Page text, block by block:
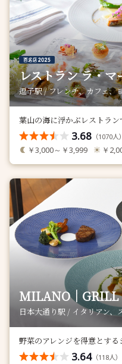
レストラン ラ・マ
逗子駅 / フレンチ、カフェ、
葉山の海に浮かぶレストラン
3.68 （1070人）
￥3,000～￥3,999 ￥
MILANO｜GRILL
日本大通り駅 / イタリアン、
野菜のアレンジを得意とす
3.64（118人）